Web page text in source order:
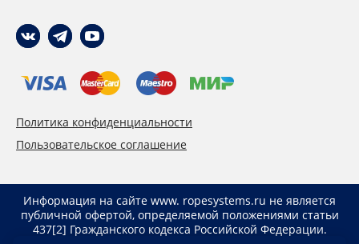
Политика конфиденциальности
Пользовательское соглашение
Информация на сайте www. ropesystems.ru не является
публичной офертой, определяемой положениями статьи
437[2] Гражданского кодекса Российской Федерации.